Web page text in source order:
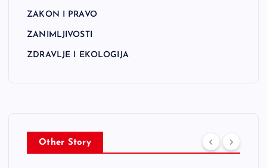
ZAKON I PRAVO
ZANIMLJIVOSTI
ZDRAVLJE I EKOLOGIJA
Other Story